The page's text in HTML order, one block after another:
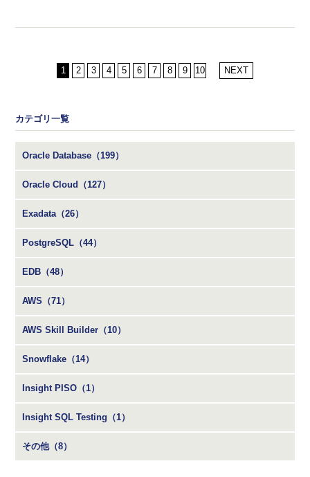
1 2 3 4 5 6 7 8 9 10 NEXT
カテゴリ一覧
Oracle Database（199）
Oracle Cloud（127）
Exadata（26）
PostgreSQL（44）
EDB（48）
AWS（71）
AWS Skill Builder（10）
Snowflake（14）
Insight PISO（1）
Insight SQL Testing（1）
その他（8）